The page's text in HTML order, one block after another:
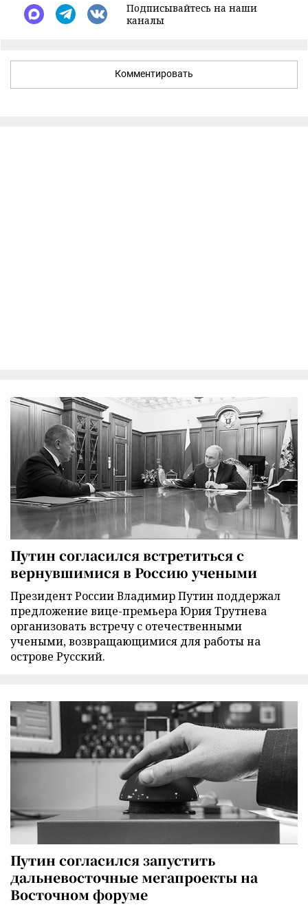
Подписывайтесь на наши
каналы
Комментировать
Путин согласился встретиться с
вернувшимися в Россию учеными
Президент России Владимир Путин поддержал
предложение вице-премьера Юрия Трутнева
организовать встречу с отечественными
учеными, возвращающимися для работы на
острове Русский.
Путин согласился запустить
дальневосточные мегапроекты на
Восточном форуме